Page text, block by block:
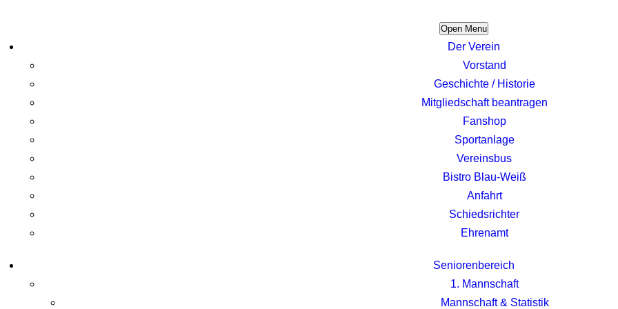
Open Menu
Der Verein
Vorstand
Geschichte / Historie
Mitgliedschaft beantragen
Fanshop
Sportanlage
Vereinsbus
Bistro Blau-Weiß
Anfahrt
Schiedsrichter
Ehrenamt
Seniorenbereich
1. Mannschaft
Mannschaft & Statistik